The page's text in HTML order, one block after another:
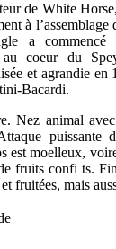
de White
à l’assemblage
a commencé
au coeur du
et agrandie en
Bacardi.
Nez animal
puissante
est moelleux,
fruits confi ts.
fruitées, mais